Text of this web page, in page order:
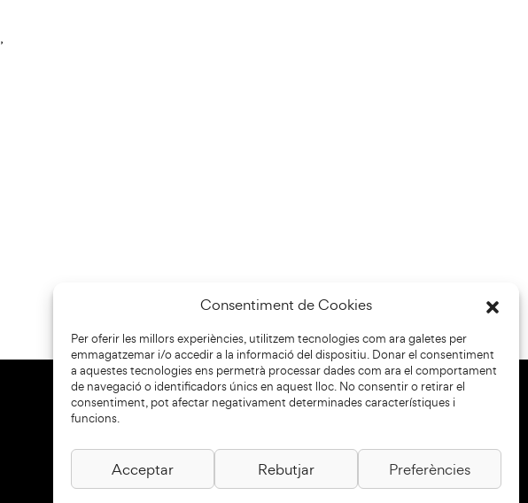
Consentiment de Cookies
Per oferir les millors experiències, utilitzem tecnologies com ara galetes per
emmagatzemar i/o accedir a la informació del dispositiu. Donar el consentiment
a aquestes tecnologies ens permetrà processar dades com ara el comportament
de navegació o identificadors únics en aquest lloc. No consentir o retirar el
consentiment, pot afectar negativament determinades característiques i
funcions.
Acceptar Rebutjar Preferències
,
Col·laboradors: